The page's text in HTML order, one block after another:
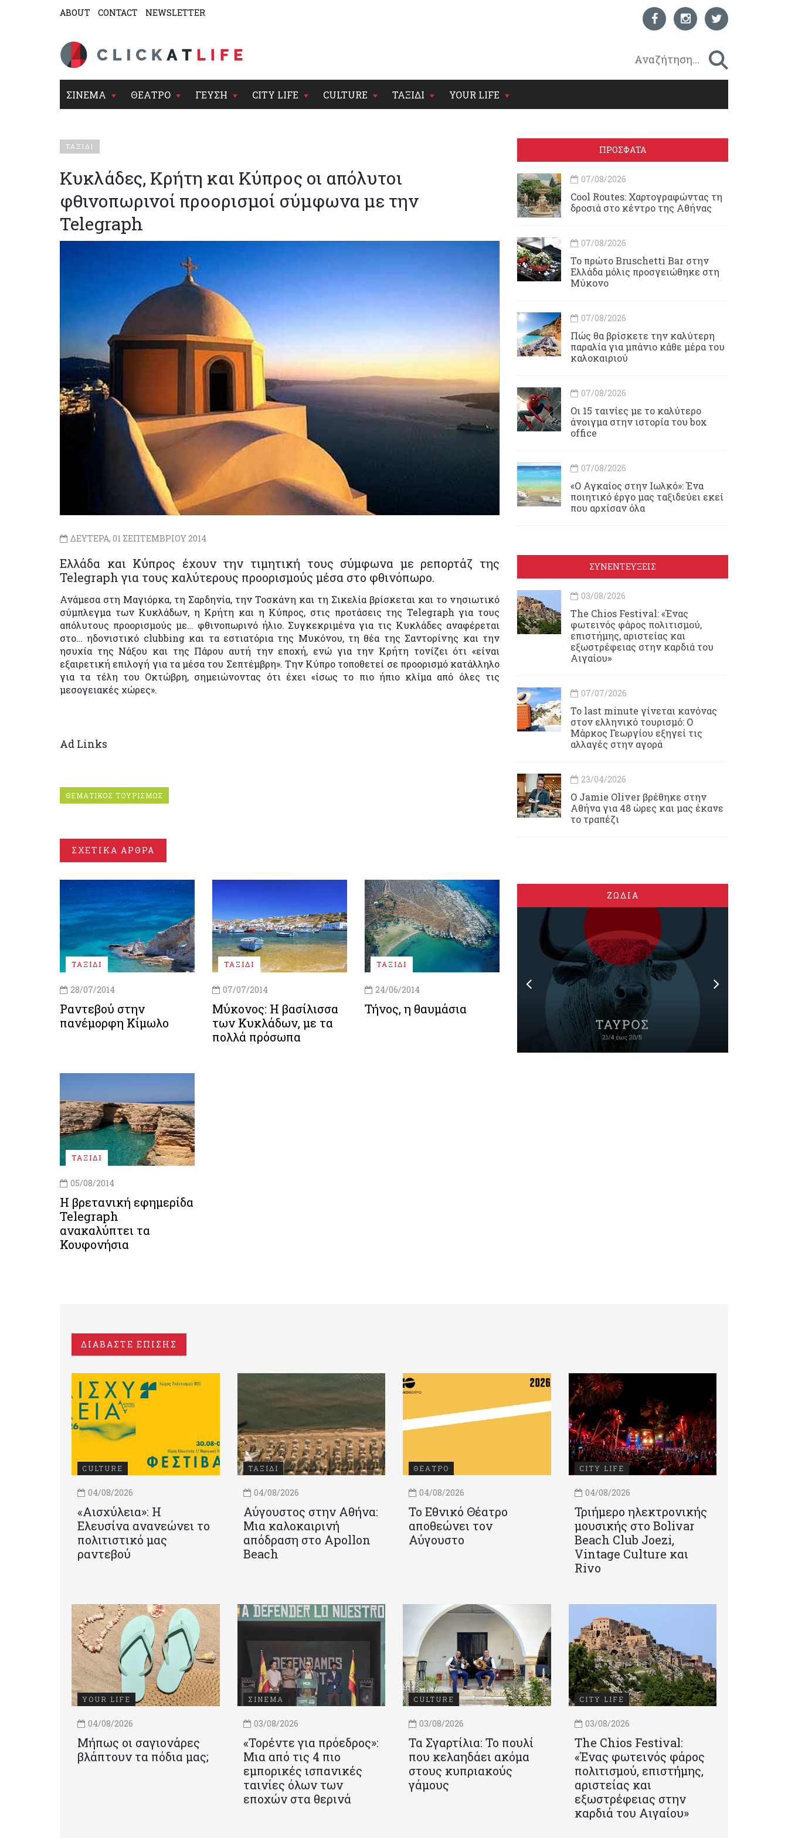
ABOUT CONTACT NEWSLETTER
ΣΙΝΕΜΑ ΘΕΑΤΡΟ ΓΕΥΣΗ CITY LIFE CULTURE ΤΑΞΙΔΙ YOUR LIFE
ΤΑΞΙΔΙ
Κυκλάδες, Κρήτη και Κύπρος oι απόλυτοι
φθινοπωρινοί προορισμοί σύμφωνα με την
Telegraph
ΔΕΥΤΕΡΑ, 01 ΣΕΠΤΕΜΒΡΙΟΥ 2014
Ελλάδα και Κύπρος έχουν την τιμητική τους σύμφωνα με ρεπορτάζ της
Telegraph για τους καλύτερους προορισμούς μέσα στο φθινόπωρο.
Ανάμεσα στη Μαγιόρκα, τη Σαρδηνία, την Τοσκάνη και τη Σικελία βρίσκεται και το νησιωτικό
σύμπλεγμα των Κυκλάδων, η Κρήτη και η Κύπρος, στις προτάσεις της Telegraph για τους
απόλυτους προορισμούς με… φθινοπωρινό ήλιο. Συγκεκριμένα για τις Κυκλάδες αναφέρεται
στο… ηδονιστικό clubbing και τα εστιατόρια της Μυκόνου, τη θέα της Σαντορίνης και την
ησυχία της Νάξου και της Πάρου αυτή την εποχή, ενώ για την Κρήτη τονίζει ότι «είναι
εξαιρετική επιλογή για τα μέσα του Σεπτέμβρη». Την Κύπρο τοποθετεί σε προορισμό κατάλληλο
για τα τέλη του Οκτώβρη, σημειώνοντας ότι έχει «ίσως το πιο ήπιο κλίμα από όλες τις
μεσογειακές χώρες».
Ad Links
ΘΕΜΑΤΙΚΟΣ ΤΟΥΡΙΣΜΟΣ
ΣΧΕΤΙΚΑ ΑΡΘΡΑ
ΤΑΞΙΔΙ
28/07/2014
Ραντεβού στην
πανέμορφη Κίμωλο
ΤΑΞΙΔΙ
07/07/2014
Μύκονος: H βασίλισσα
των Κυκλάδων, με τα
πολλά πρόσωπα
ΤΑΞΙΔΙ
24/06/2014
Τήνος, η θαυμάσια
ΤΑΞΙΔΙ
05/08/2014
Η βρετανική εφημερίδα
Telegraph
ανακαλύπτει τα
Κουφονήσια
ΠΡΟΣΦΑΤΑ
07/08/2026
Cool Routes: Χαρτογραφώντας τη
δροσιά στο κέντρο της Αθήνας
07/08/2026
Το πρώτο Bruschetti Bar στην
Ελλάδα μόλις προσγειώθηκε στη
Μύκονο
07/08/2026
Πώς θα βρίσκετε την καλύτερη
παραλία για μπάνιο κάθε μέρα του
καλοκαιριού
07/08/2026
Οι 15 ταινίες με το καλύτερο
άνοιγμα στην ιστορία του box
office
07/08/2026
«Ο Αγκαίος στην Ιωλκό»: Ένα
ποιητικό έργο μας ταξιδεύει εκεί
που αρχίσαν όλα
ΣΥΝΕΝΤΕΥΞΕΙΣ
03/08/2026
Τhe Chios Festival: «Ένας
φωτεινός φάρος πολιτισμού,
επιστήμης, αριστείας και
εξωστρέφειας στην καρδιά του
Αιγαίου»
07/07/2026
Το last minute γίνεται κανόνας
στον ελληνικό τουρισμό: Ο
Μάρκος Γεωργίου εξηγεί τις
αλλαγές στην αγορά
23/04/2026
Ο Jamie Oliver βρέθηκε στην
Αθήνα για 48 ώρες και μας έκανε
το τραπέζι
ΖΩΔΙΑ
ΔΙΑΒΑΣΤΕ ΕΠΙΣΗΣ
CULTURE
04/08/2026
«Αισχύλεια»: Η
Ελευσίνα ανανεώνει το
πολιτιστικό μας
ραντεβού
ΤΑΞΙΔΙ
04/08/2026
Αύγουστος στην Αθήνα:
Μια καλοκαιρινή
απόδραση στο Apollon
Beach
ΘΕΑΤΡΟ
04/08/2026
Το Εθνικό Θέατρο
αποθεώνει τον
Αύγουστο
CITY LIFE
04/08/2026
Τριήμερο ηλεκτρονικής
μουσικής στο Bolivar
Beach Club Joezi,
Vintage Culture και
Rivo
YOUR LIFE
04/08/2026
Μήπως οι σαγιονάρες
βλάπτουν τα πόδια μας;
ΣΙΝΕΜΑ
03/08/2026
«Τορέντε για πρόεδρος»:
Mια από τις 4 πιο
εμπορικές ισπανικές
ταινίες όλων των
εποχών στα θερινά
CULTURE
03/08/2026
Τα Σγαρτίλια: Το πουλί
που κελαηδάει ακόμα
στους κυπριακούς
γάμους
CITY LIFE
03/08/2026
Τhe Chios Festival:
«Ένας φωτεινός φάρος
πολιτισμού, επιστήμης,
αριστείας και
εξωστρέφειας στην
καρδιά του Αιγαίου»